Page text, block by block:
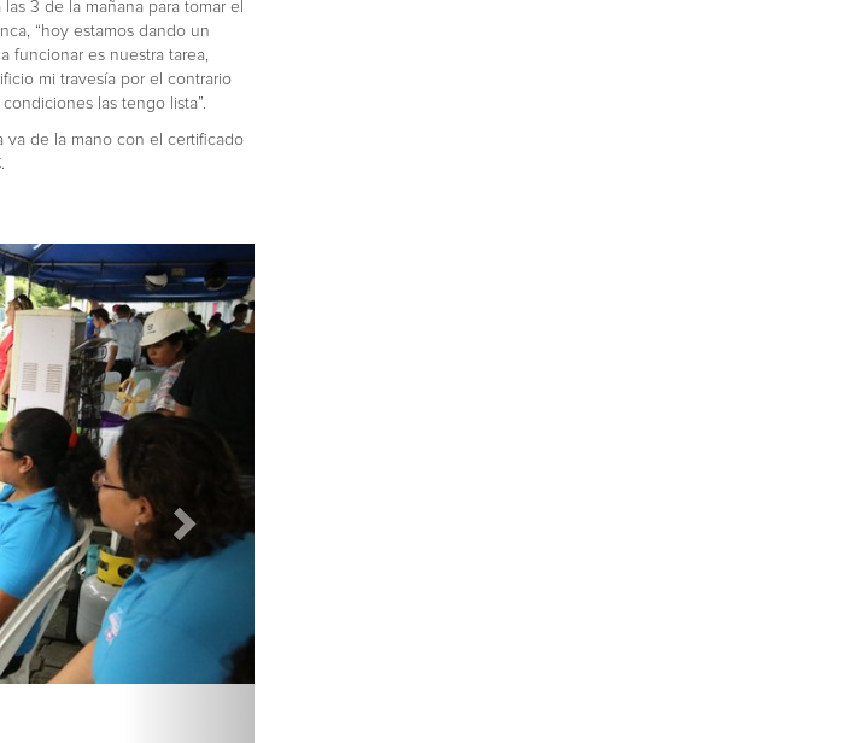
3 de la mañana para tomar el
“hoy estamos dando un
funcionar es nuestra tarea,
mi travesía por el contrario
las tengo lista”.
va de la mano con el certificado